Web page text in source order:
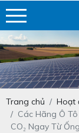
Trang chủ
Hoạt
Các Hãng Ô
CO₂ Ngay Từ